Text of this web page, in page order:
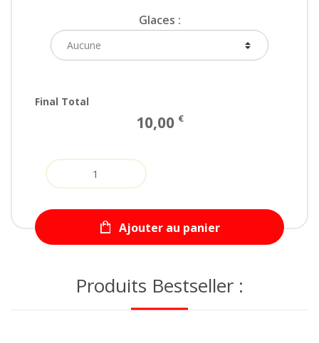
Glaces :
Final Total
10,00 €
Quantity
Ajouter au panier
Produits Bestseller :